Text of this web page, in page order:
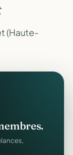
(Haute-